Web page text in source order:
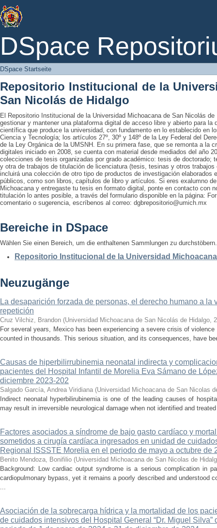
DSpace
DSpace Startseite
DSpace Startseite
Repositorio Institucional de la
San Nicolás de Hidalgo
El Repositorio Institucional de la Universidad Michoacana de San Nicolás
gestionar y mantener una plataforma digital de acceso libre y abierto para la
científica que produce la universidad, con fundamento en lo establecido en
Ciencia y Tecnología; los artículos 27º, 30º y 148º de la Ley Federal del
de la Ley Orgánica de la UMSNH. En su primera fase, que se remonta a la
digitales iniciado en 2008, se cuenta con material desde mediados del año
colecciones de tesis organizadas por grado académico: tesis de doctorado;
y otra de trabajos de titulación de licenciatura (tesis, tesinas y otros
incluirá una colección de otro tipo de productos de investigación elaborados
públicos, como son libros, capítulos de libro y artículos. Si eres exalumno
Michoacana y entregaste tu tesis en formato digital, ponte en contacto con
titulación lo antes posible, a través del formulario disponible en la página:
comentario o sugerencia, escríbenos al correo: dgbrepositorio@umich.mx
Bereiche in DSpace
Wählen Sie einen Bereich, um die enthaltenen Sammlungen zu durchstöbern.
Repositorio Institucional de la Universidad
Neuzugänge
La desaparición forzada de personas, el derecho humano a la
repetición
Cruz Vilchiz, Brandon (Universidad Michoacana de San Nicolás de Hidalgo,
For several years, Mexico has been experiencing a severe crisis of
counted in thousands. This serious situation, and its consequences, have
Causas de hiperbilirrubinemia neonatal indirecta y
pacientes del Hospital Infantil de Morelia Eva Sámano de
diciembre 2023-202
Salgado García, Andrea Viridiana (Universidad Michoacana de San Nicolas
Indirect neonatal hyperbilirubinemia is one of the leading causes of
may result in irreversible neurological damage when not identified and
Factores asociados a síndrome de bajo gasto cardíaco y
sometidos a cirugía cardíaca ingresados en unidad de
Regional ISSSTE Morelia en el periodo de mayo a octubre de
Benito Mendoza, Bonifilio (Universidad Michoacana de San Nicolas de
Background: Low cardiac output syndrome is a serious complication in
cardiopulmonary bypass, yet it remains a poorly described and understood
...
Asociación de la sobrecarga hídrica y la mortalidad de los
de cuidados intensivos del Hospital General “Dr. Miguel